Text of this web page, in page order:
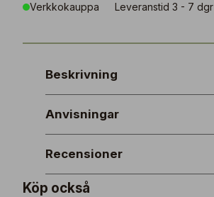
Verkkokauppa Leveranstid 3 - 7 dgr
Beskrivning
Anvisningar
Recensioner
Köp också